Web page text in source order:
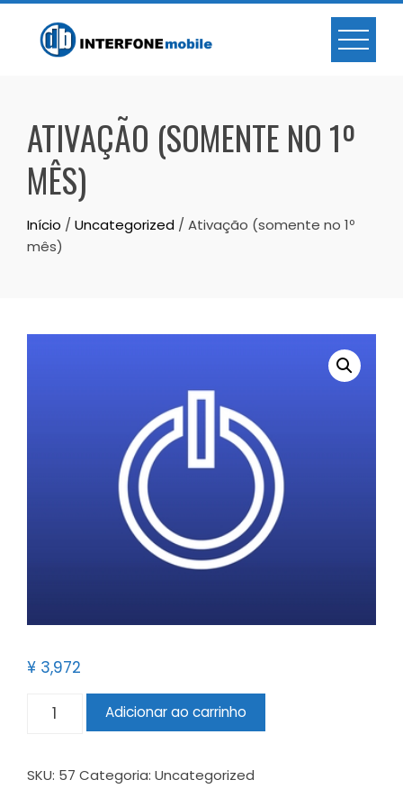
ATIVAÇÃO (SOMENTE NO 1º
MÊS)
Início / Uncategorized / Ativação (somente no 1º
mês)
¥ 3,972
Adicionar ao carrinho
SKU: 57 Categoria: Uncategorized